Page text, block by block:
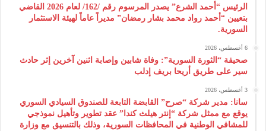
الرئيس “أحمد الشرع” يصدر المرسوم رقم /162/ لعام 2026 ‌القاضي
بتعيين “أحمد رواد محمد بشار رمضان” مديراً عاماً لهيئة ‌الاستثمار
السورية.
6 أغسطس، 2026
صحيفة “الثورة السورية”: وفاة شابين وإصابة اثنين آخرين إثر حادث
سير على طريق أريحا بريف إدلب
3 أغسطس، 2026
سانا: مدير شركة “صرح” القابضة التابعة للصندوق السيادي السوري
يوقع مع ممثل شركة “إنتر هيلث كندا” عقد تطوير وتأهيل نموذجي
للمشافي الوطنية في المحافظات السورية، وذلك بالتنسيق مع وزارة